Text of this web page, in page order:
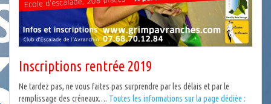
Inscriptions rentrée 2019
Ne tardez pas, ne vous faites pas surprendre par les délais et par le
remplissage des créneaux…. Toutes les informations sur la page dédiée :